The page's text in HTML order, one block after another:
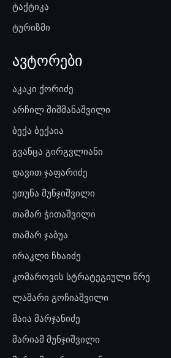
ტაქტიკა
ტურიზმი
ავტორები
აკაკი ქორიძე
არჩილ შიშმანაშვილი
ბექა ბექაია
გვანცა გირგვლიანი
დავით ჯაფარიძე
ეთუნა მუნჯიშვილი
თამარ ჭითაშვილი
თამარ ჯაბუა
ირაკლი ჩხაიძე
კომაროვის სტრატეგიული წრე
ლაშარი გოჩიაშვილი
მაია მარჯანიძე
მარიამ მუნჯიშვილი